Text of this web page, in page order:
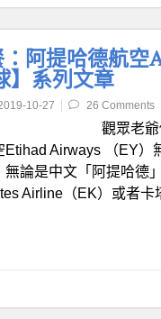
阿提哈德航空
系列文章
10-27 26 Comments
觀眾老
Airways （EY
論是中文「阿提哈德
Airline（EK）或者